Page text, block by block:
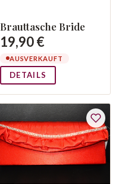
Brauttasche Bride
19,90 €
AUSVERKAUFT
DETAILS